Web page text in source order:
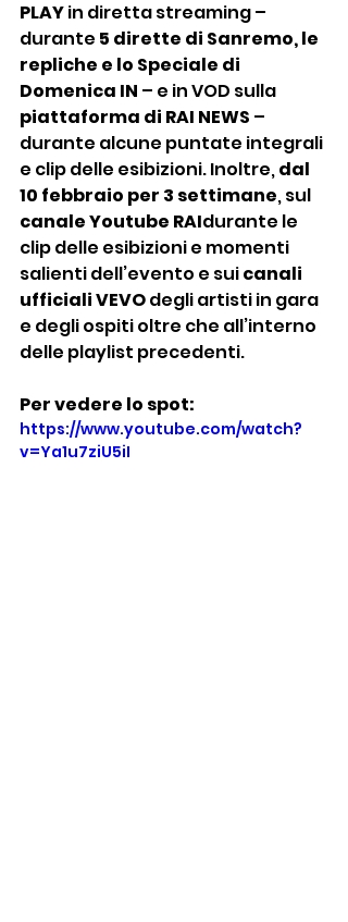
PLAY in diretta streaming –
durante 5 dirette di Sanremo, le
repliche e lo Speciale di
Domenica IN – e in VOD sulla
piattaforma di RAI NEWS –
durante alcune puntate integrali
e clip delle esibizioni. Inoltre, dal
10 febbraio per 3 settimane, sul
canale Youtube RAIdurante le
clip delle esibizioni e momenti
salienti dell’evento e sui canali
ufficiali VEVO degli artisti in gara
e degli ospiti oltre che all’interno
delle playlist precedenti.
Per vedere lo spot:
https://www.youtube.com/watch?
v=Ya1u7ziU5iI